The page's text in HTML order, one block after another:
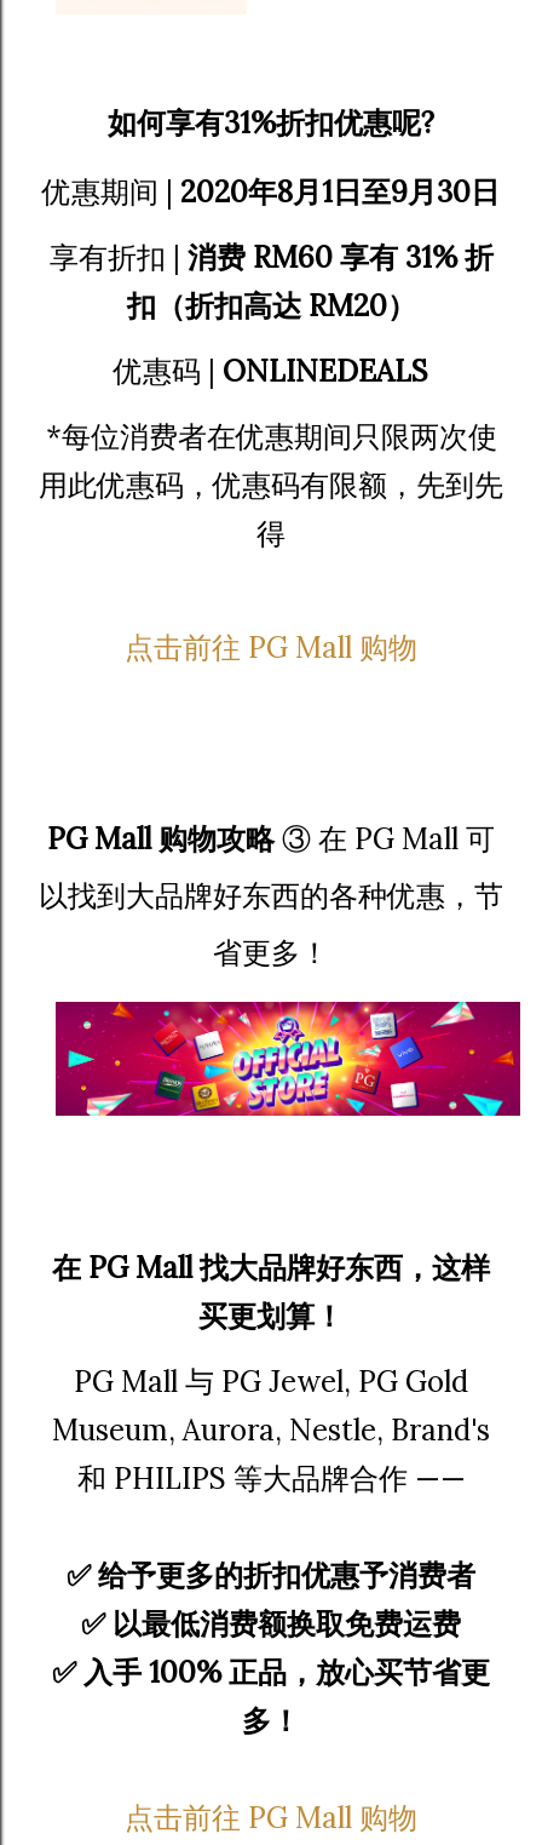
如何享有31%折扣优惠呢?
优惠期间 | 2020年8月1日至9月30日
享有折扣 | 消费 RM60 享有 31% 折
扣（折扣高达 RM20）
优惠码 | ONLINEDEALS
*每位消费者在优惠期间只限两次使
用此优惠码，优惠码有限额，先到先
得
点击前往 PG Mall 购物
PG Mall 购物攻略③ 在 PG Mall 可
以找到大品牌好东西的各种优惠，节
省更多！
在 PG Mall 找大品牌好东西，这样
买更划算！
PG Mall 与 PG Jewel, PG Gold
Museum, Aurora, Nestle, Brand's
和 PHILIPS 等大品牌合作 ——
✅ 给予更多的折扣优惠予消费者
✅ 以最低消费额换取免费运费
✅ 入手 100% 正品，放心买节省更
多！
点击前往 PG Mall 购物